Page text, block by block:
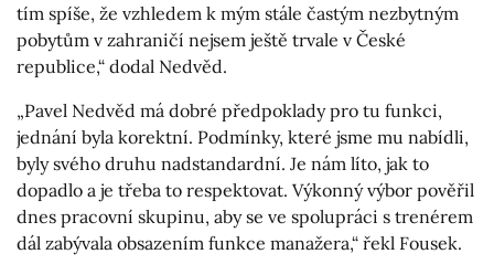
tím spíše, že vzhledem k mým stále častým nezbytným
pobytům v zahraničí nejsem ještě trvale v České
republice,“ dodal Nedvěd.
„Pavel Nedvěd má dobré předpoklady pro tu funkci,
jednání byla korektní. Podmínky, které jsme mu nabídli,
byly svého druhu nadstandardní. Je nám líto, jak to
dopadlo a je třeba to respektovat. Výkonný výbor pověřil
dnes pracovní skupinu, aby se ve spolupráci s trenérem
dál zabývala obsazením funkce manažera,“ řekl Fousek.